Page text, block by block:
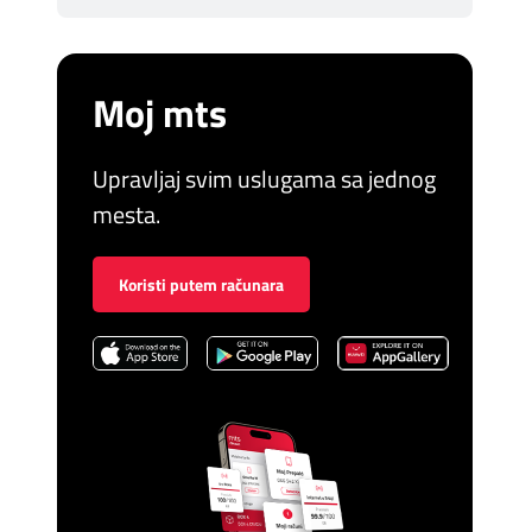
Moj mts
Upravljaj svim uslugama sa jednog
mesta.
Koristi putem računara